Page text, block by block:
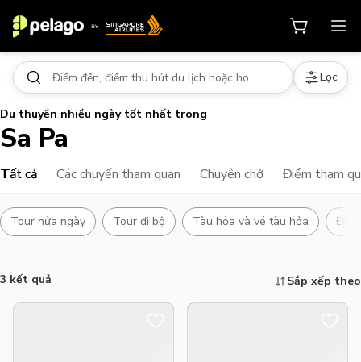
Lọc
Du thuyền nhiều ngày tốt nhất trong
Sa Pa
Tất cả Các chuyến tham quan Chuyên chở Điểm tham
Tour nửa ngày Tour đi bộ Tàu hỏa và vé tàu hỏa
3 kết quả Sắp xếp theo